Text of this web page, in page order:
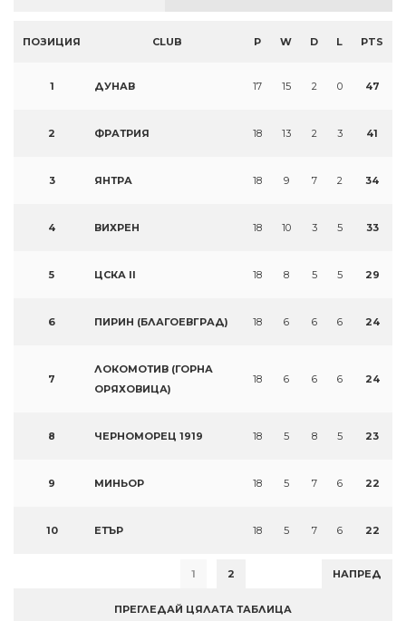
ПОЗИЦИЯ CLUB P W D L PTS
1 ДУНАВ 17 15 2 0 47
2 ФРАТРИЯ 18 13 2 3 41
3 ЯНТРА 18 9 7 2 34
4 ВИХРЕН 18 10 3 5 33
5 ЦСКА II 18 8 5 5 29
6 ПИРИН (БЛАГОЕВГРАД) 18 6 6 6 24
7
ЛОКОМОТИВ (ГОРНА
ОРЯХОВИЦА)
18 6 6 6 24
8 ЧЕРНОМОРЕЦ 1919 18 5 8 5 23
9 МИНЬОР 18 5 7 6 22
10 ЕТЪР 18 5 7 6 22
1 2 НАПРЕД
ПРЕГЛЕДАЙ ЦЯЛАТА ТАБЛИЦА